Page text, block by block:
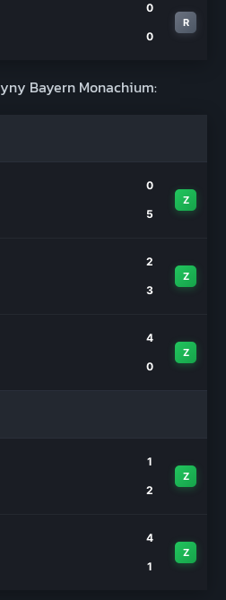
0
0
R
Bayern Monachium:
0
5
Z
2
3
Z
4
0
Z
1
2
Z
4
1
Z